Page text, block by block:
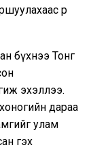
өөр
бүхнээ Тонг
эхэллээ.
дараа
улам
гэх